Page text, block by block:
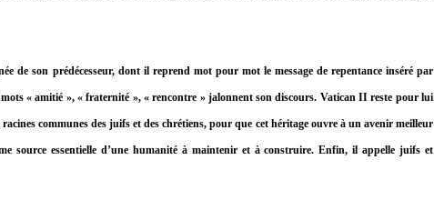
de son prédécesseur, dont il reprend mot pour mot le message de repentance inséré par
« amitié », « fraternité », « rencontre » jalonnent son discours. Vatican II reste pour lui
communes des juifs et des chrétiens, pour que cet héritage ouvre à un avenir meilleur
source essentielle d’une humanité à maintenir et à construire. Enfin, il appelle juifs et